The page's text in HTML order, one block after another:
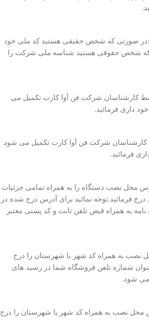
:در صورتی که شخص حقیقی هستید کد ملی خود
که شخص حقوقی هستید شناسه ملی شرکت را
کارشناسان شرکت فن آوا کارت تکمیل می
داری فرمائید.
کارشناسان شرکت فن آوا کارت تکمیل می شود
فرمائید.
محل نصب دستگاه را به همراه تمامی جزئیات
فرمائید.توجه نمائید برای آدرس درج شده در
نامه به همراه قبض تلفن ثابت و کد پستی معتبر
محل نصب به همراه کد شهر یا شهرستان را درج
شماره تلفن فروشگاه شما در رسید های
شود.
محل نصب به همراه کد شهر یا شهرستان را درج